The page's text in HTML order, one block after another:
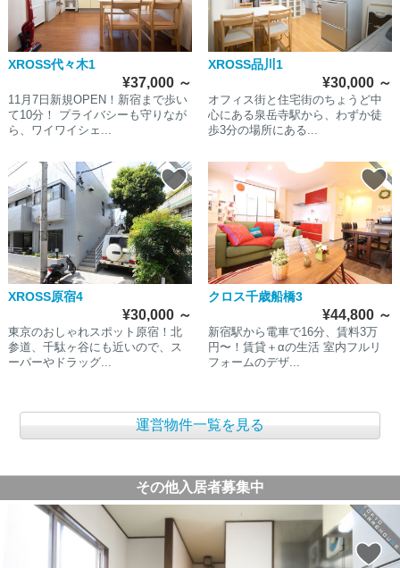
XROSS代々木1
¥37,000 ～
11月7日新規OPEN！新宿まで歩い
て10分！ プライバシーも守りなが
ら、ワイワイシェ...
XROSS品川1
¥30,000 ～
オフィス街と住宅街のちょうど中
心にある泉岳寺駅から、わずか徒
歩3分の場所にある...
XROSS原宿4
¥30,000 ～
東京のおしゃれスポット原宿！北
参道、千駄ヶ谷にも近いので、ス
ーパーやドラッグ...
クロス千歳船橋3
¥44,800 ～
新宿駅から電車で16分、賃料3万
円〜！賃貸＋αの生活 室内フルリ
フォームのデザ...
運営物件一覧を見る
その他入居者募集中